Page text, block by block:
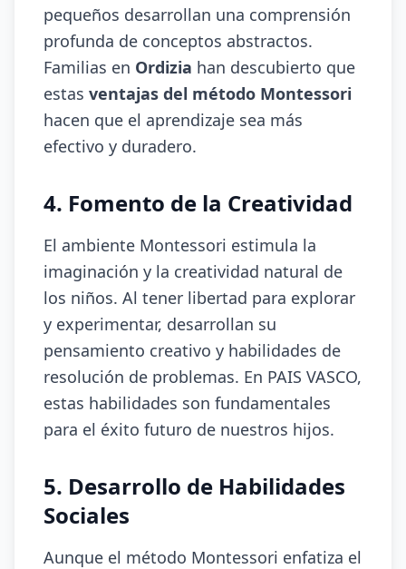
pequeños desarrollan una comprensión
profunda de conceptos abstractos.
Familias en Ordizia han descubierto que
estas ventajas del método Montessori
hacen que el aprendizaje sea más
efectivo y duradero.
4. Fomento de la Creatividad
El ambiente Montessori estimula la
imaginación y la creatividad natural de
los niños. Al tener libertad para explorar
y experimentar, desarrollan su
pensamiento creativo y habilidades de
resolución de problemas. En PAIS VASCO,
estas habilidades son fundamentales
para el éxito futuro de nuestros hijos.
5. Desarrollo de Habilidades
Sociales
Aunque el método Montessori enfatiza el